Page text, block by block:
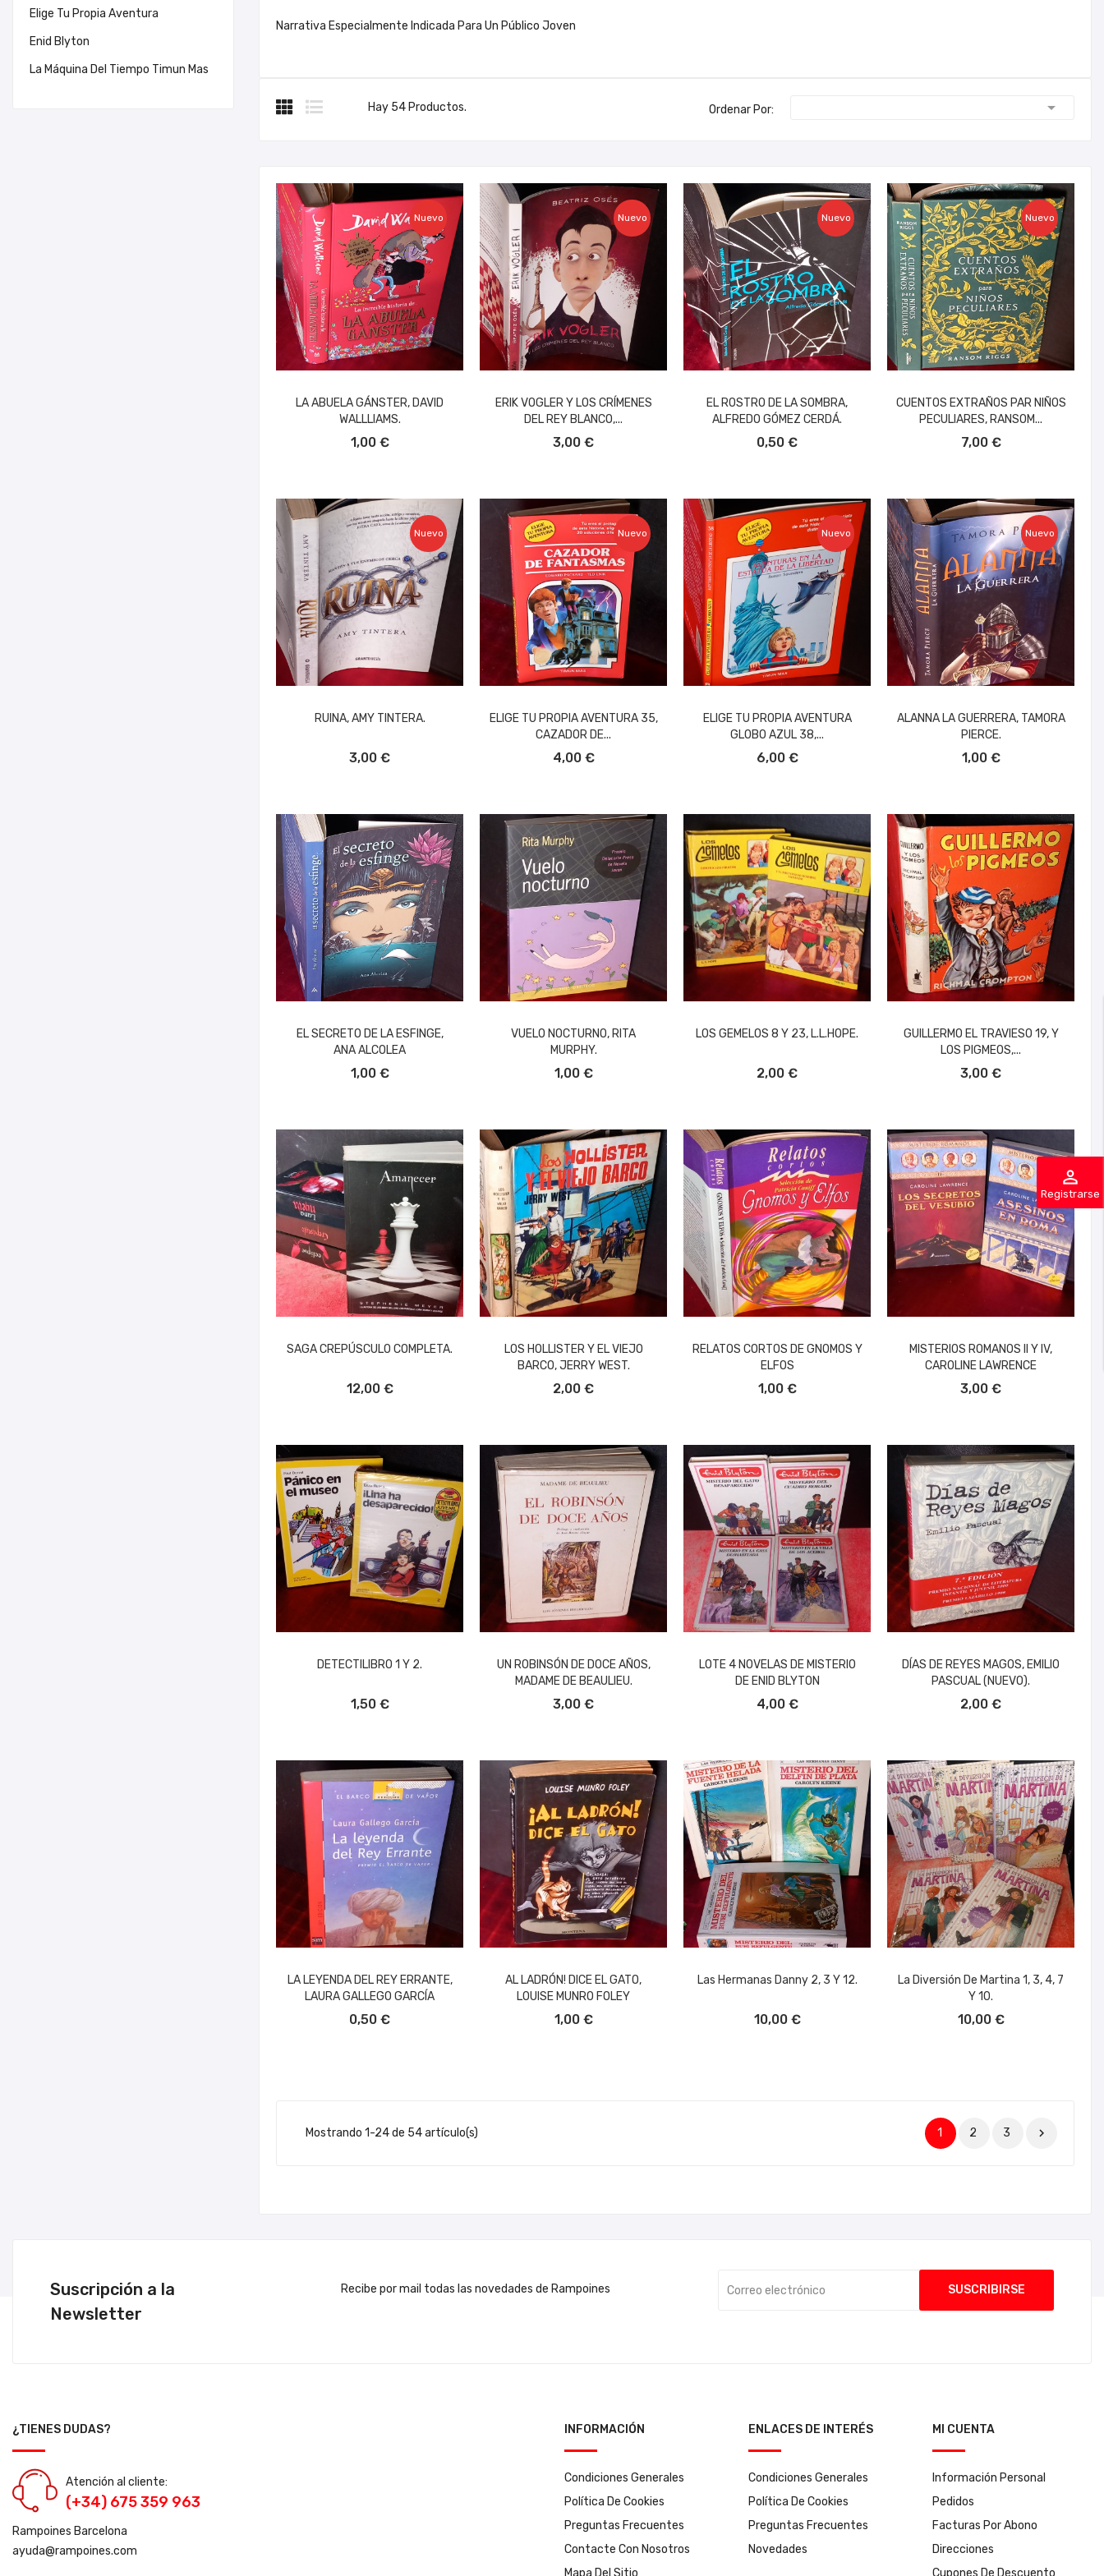
perm_identity
Registrarse
Elige Tu Propia Aventura
Enid Blyton
La Máquina Del Tiempo Timun Mas
Narrativa Especialmente Indicada Para Un Público Joven
Hay 54 Productos. Ordenar Por: 
Nuevo
LA ABUELA GÁNSTER, DAVID
WALLLIAMS.
1,00 €
Nuevo
ERIK VOGLER Y LOS CRÍMENES
DEL REY BLANCO,...
3,00 €
Nuevo
EL ROSTRO DE LA SOMBRA,
ALFREDO GÓMEZ CERDÁ.
0,50 €
Nuevo
CUENTOS EXTRAÑOS PAR NIÑOS
PECULIARES, RANSOM...
7,00 €
Nuevo
RUINA, AMY TINTERA.
3,00 €
Nuevo
ELIGE TU PROPIA AVENTURA 35,
CAZADOR DE...
4,00 €
Nuevo
ELIGE TU PROPIA AVENTURA
GLOBO AZUL 38,...
6,00 €
Nuevo
ALANNA LA GUERRERA, TAMORA
PIERCE.
1,00 €
EL SECRETO DE LA ESFINGE,
ANA ALCOLEA
1,00 €
VUELO NOCTURNO, RITA
MURPHY.
1,00 €
LOS GEMELOS 8 Y 23, L.L.HOPE.
2,00 €
GUILLERMO EL TRAVIESO 19, Y
LOS PIGMEOS,...
3,00 €
SAGA CREPÚSCULO COMPLETA.
12,00 €
LOS HOLLISTER Y EL VIEJO
BARCO, JERRY WEST.
2,00 €
RELATOS CORTOS DE GNOMOS Y
ELFOS
1,00 €
MISTERIOS ROMANOS II Y IV,
CAROLINE LAWRENCE
3,00 €
DETECTILIBRO 1 Y 2.
1,50 €
UN ROBINSÓN DE DOCE AÑOS,
MADAME DE BEAULIEU.
3,00 €
LOTE 4 NOVELAS DE MISTERIO
DE ENID BLYTON
4,00 €
DÍAS DE REYES MAGOS, EMILIO
PASCUAL (NUEVO).
2,00 €
LA LEYENDA DEL REY ERRANTE,
LAURA GALLEGO GARCÍA
0,50 €
AL LADRÓN! DICE EL GATO,
LOUISE MUNRO FOLEY
1,00 €
Las Hermanas Danny 2, 3 Y 12.
10,00 €
La Diversión De Martina 1, 3, 4, 7
Y 10.
10,00 €
Mostrando 1-24 de 54 artículo(s) 1 2 3 
Suscripción a la
Newsletter
Recibe por mail todas las novedades de Rampoines
¿TIENES DUDAS?
Atención al cliente:
(+34) 675 359 963
Rampoines Barcelona
ayuda@rampoines.com
INFORMACIÓN
Condiciones Generales
Política De Cookies
Preguntas Frecuentes
Contacte Con Nosotros
Mapa Del Sitio
ENLACES DE INTERÉS
Condiciones Generales
Política De Cookies
Preguntas Frecuentes
Novedades
MI CUENTA
Información Personal
Pedidos
Facturas Por Abono
Direcciones
Cupones De Descuento